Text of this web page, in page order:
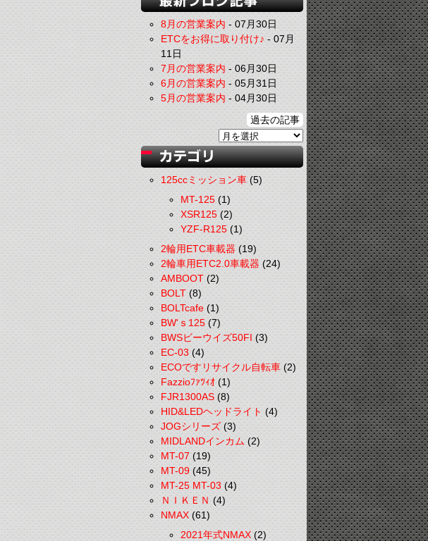
8月の営業案内-07月30日
ETCをお得に取り付け♪-07月
11日
7月の営業案内-06月30日
6月の営業案内-05月31日
5月の営業案内-04月30日
過去の記事
125ccミッション車(5)
MT-125(1)
XSR125(2)
YZF-R125(1)
2輪用ETC車載器(19)
2輪車用ETC2.0車載器(24)
AMBOOT(2)
BOLT(8)
BOLTcafe(1)
BW'ｓ125(7)
BWSビーウイズ50FI(3)
EC-03(4)
ECOですリサイクル自転車(2)
Fazzioﾌｧﾂｨｵ(1)
FJR1300AS(8)
HID&LEDヘッドライト(4)
JOGシリーズ(3)
MIDLANDインカム(2)
MT-07(19)
MT-09 (45)
MT-25 MT-03(4)
ＮＩＫＥＮ(4)
NMAX(61)
2021年式NMAX(2)